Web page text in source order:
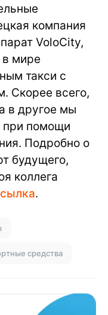
компания
VoloCity,
в мире
такси с
Скорее всего,
в другое мы
при помощи
Подробно о
будущего,
коллега
.
средства